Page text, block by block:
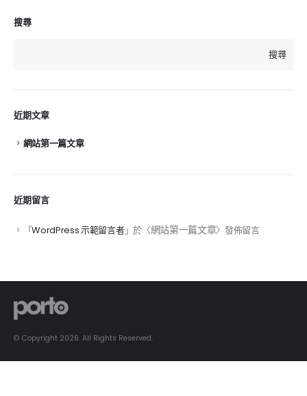
搜尋
搜尋
近期文章
網站第一篇文章
近期留言
「WordPress 示範留言者」於〈網站第一篇文章〉發佈留言
© Copyright 2026. All Rights Reserved.